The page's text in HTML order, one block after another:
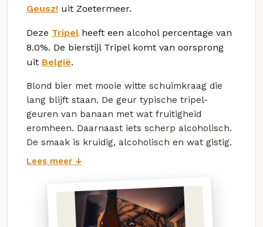
Geusz! uit Zoetermeer.
Deze Tripel heeft een alcohol percentage van
8.0%. De bierstijl Tripel komt van oorsprong
uit België.
Blond bier met mooie witte schuimkraag die
lang blijft staan. De geur typische tripel-
geuren van banaan met wat fruitigheid
eromheen. Daarnaast iets scherp alcoholisch.
De smaak is kruidig, alcoholisch en wat gistig.
Lees meer ↓